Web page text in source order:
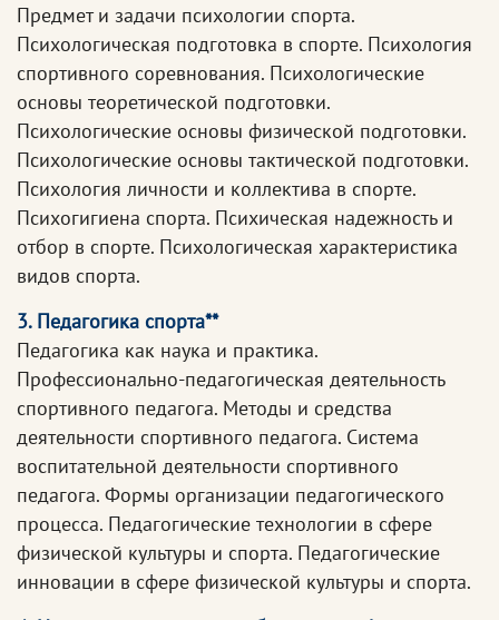
Предмет и задачи психологии спорта.
Психологическая подготовка в спорте. Психология
спортивного соревнования. Психологические
основы теоретической подготовки.
Психологические основы физической подготовки.
Психологические основы тактической подготовки.
Психология личности и коллектива в спорте.
Психогигиена спорта. Психическая надежность и
отбор в спорте. Психологическая характеристика
видов спорта.
3. Педагогика спорта**
Педагогика как наука и практика.
Профессионально-педагогическая деятельность
спортивного педагога. Методы и средства
деятельности спортивного педагога. Система
воспитательной деятельности спортивного
педагога. Формы организации педагогического
процесса. Педагогические технологии в сфере
физической культуры и спорта. Педагогические
инновации в сфере физической культуры и спорта.